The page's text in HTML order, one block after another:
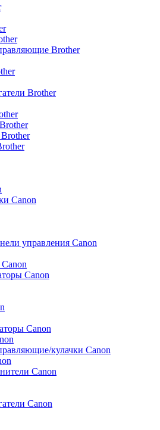
Brother
Brother
Canon
управления Canon
Canon
Canon
кулачки Canon
Canon
Canon